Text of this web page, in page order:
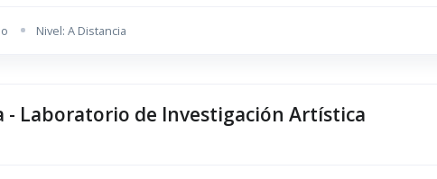
Nivel: A Distancia
- Laboratorio de Investigación Artística